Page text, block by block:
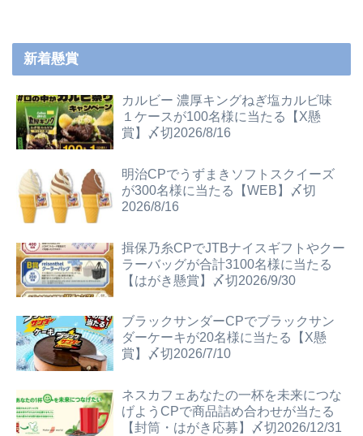
新着懸賞
カルビー 濃厚キングねぎ塩カルビ味
１ケースが100名様に当たる【X懸
賞】〆切2026/8/16
明治CPでうずまきソフトスクイーズ
が300名様に当たる【WEB】〆切
2026/8/16
揖保乃糸CPでJTBナイスギフトやクー
ラーバッグが合計3100名様に当たる
【はがき懸賞】〆切2026/9/30
ブラックサンダーCPでブラックサン
ダーケーキが20名様に当たる【X懸
賞】〆切2026/7/10
ネスカフェあなたの一杯を未来につな
げようCPで商品詰め合わせが当たる
【封筒・はがき応募】〆切2026/12/31